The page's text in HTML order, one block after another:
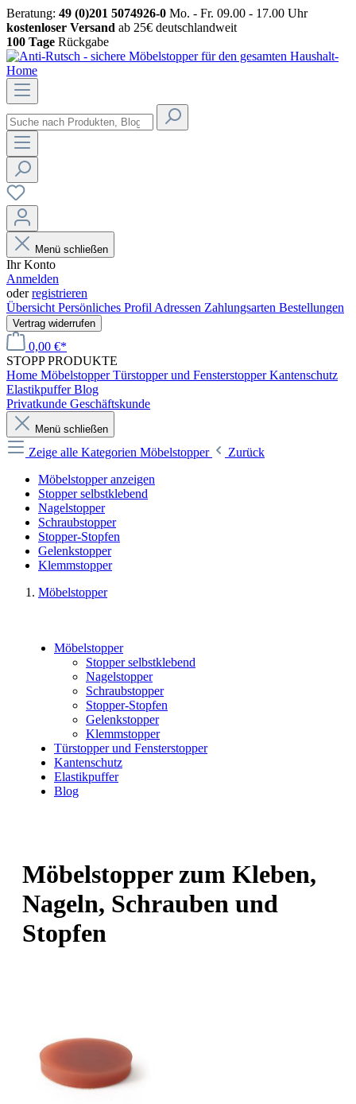
Beratung: 49 (0)201 5074926-0 Mo. - Fr. 09.00 - 17.00 Uhr
kostenloser Versand ab 25€ deutschlandweit
100 Tage Rückgabe
Menü schließen
Ihr Konto
Anmelden
oderregistrieren
Übersicht Persönliches Profil Adressen Zahlungsarten Bestellungen
Vertrag widerrufen
0,00 €*
STOPP PRODUKTE
Home Möbelstopper Türstopper und Fensterstopper Kantenschutz
Elastikpuffer Blog
Privatkunde Geschäftskunde
Menü schließen
Zeige alle Kategorien Möbelstopper
Zurück
Möbelstopper anzeigen
Stopper selbstklebend
Nagelstopper
Schraubstopper
Stopper-Stopfen
Gelenkstopper
Klemmstopper
Möbelstopper
Möbelstopper
Stopper selbstklebend
Nagelstopper
Schraubstopper
Stopper-Stopfen
Gelenkstopper
Klemmstopper
Türstopper und Fensterstopper
Kantenschutz
Elastikpuffer
Blog
Möbelstopper zum Kleben,
Nageln, Schrauben und
Stopfen